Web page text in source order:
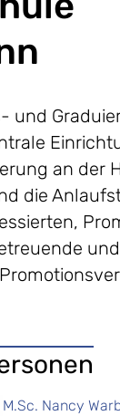
und
an der
die
M.Sc. Nancy